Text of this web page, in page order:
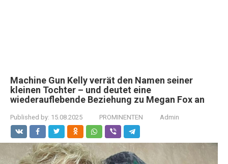
Machine Gun Kelly verrät den Namen seiner
kleinen Tochter – und deutet eine
wiederauflebende Beziehung zu Megan Fox an
Published by: 15.08.2025 PROMINENTEN Admin